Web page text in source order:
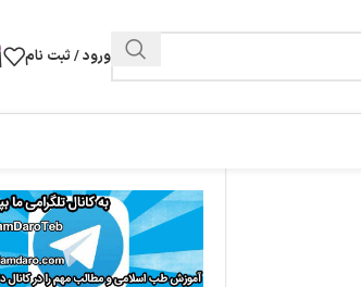
ورود / ثبت نام